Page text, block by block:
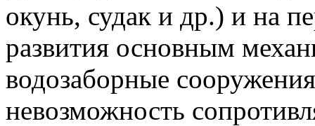
окунь, судак и др.) и на
развития основным
водозаборные
невозможность